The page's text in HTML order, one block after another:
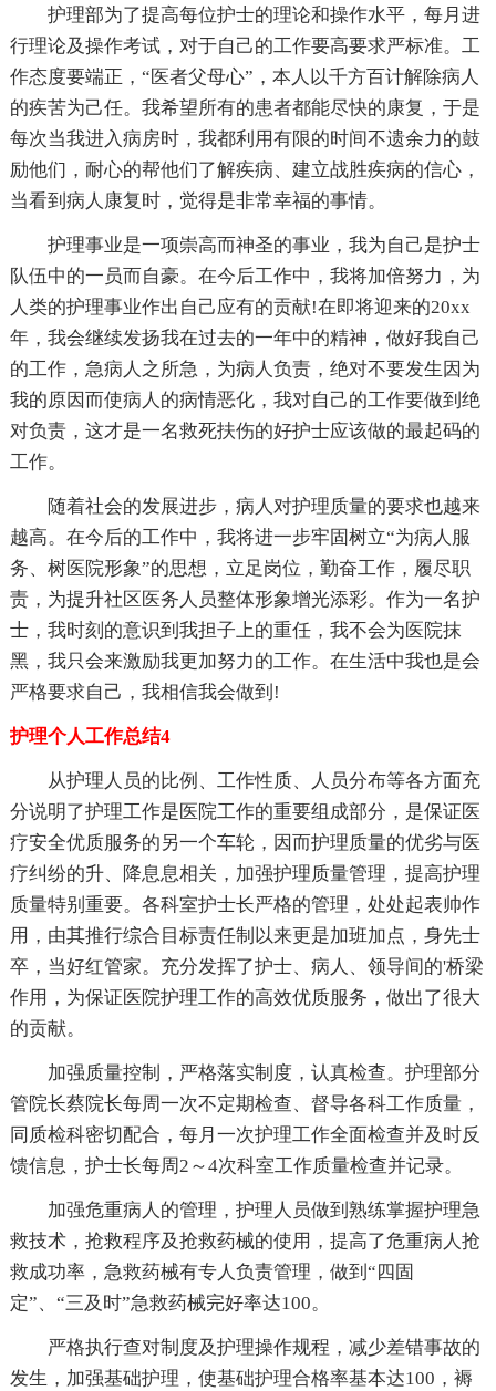
护理部为了提高每位护士的理论和操作水平，每月进
行理论及操作考试，对于自己的工作要高要求严标准。工
作态度要端正，“医者父母心”，本人以千方百计解除病人
的疾苦为己任。我希望所有的患者都能尽快的康复，于是
每次当我进入病房时，我都利用有限的时间不遗余力的鼓
励他们，耐心的帮他们了解疾病、建立战胜疾病的信心，
当看到病人康复时，觉得是非常幸福的事情。
护理事业是一项崇高而神圣的事业，我为自己是护士
队伍中的一员而自豪。在今后工作中，我将加倍努力，为
人类的护理事业作出自己应有的贡献!在即将迎来的20xx
年，我会继续发扬我在过去的一年中的精神，做好我自己
的工作，急病人之所急，为病人负责，绝对不要发生因为
我的原因而使病人的病情恶化，我对自己的工作要做到绝
对负责，这才是一名救死扶伤的好护士应该做的最起码的
工作。
随着社会的发展进步，病人对护理质量的要求也越来
越高。在今后的工作中，我将进一步牢固树立“为病人服
务、树医院形象”的思想，立足岗位，勤奋工作，履尽职
责，为提升社区医务人员整体形象增光添彩。作为一名护
士，我时刻的意识到我担子上的重任，我不会为医院抹
黑，我只会来激励我更加努力的工作。在生活中我也是会
严格要求自己，我相信我会做到!
护理个人工作总结4
从护理人员的比例、工作性质、人员分布等各方面充
分说明了护理工作是医院工作的重要组成部分，是保证医
疗安全优质服务的另一个车轮，因而护理质量的优劣与医
疗纠纷的升、降息息相关，加强护理质量管理，提高护理
质量特别重要。各科室护士长严格的管理，处处起表帅作
用，由其推行综合目标责任制以来更是加班加点，身先士
卒，当好红管家。充分发挥了护士、病人、领导间的'桥梁
作用，为保证医院护理工作的高效优质服务，做出了很大
的贡献。
加强质量控制，严格落实制度，认真检查。护理部分
管院长蔡院长每周一次不定期检查、督导各科工作质量，
同质检科密切配合，每月一次护理工作全面检查并及时反
馈信息，护士长每周2～4次科室工作质量检查并记录。
加强危重病人的管理，护理人员做到熟练掌握护理急
救技术，抢救程序及抢救药械的使用，提高了危重病人抢
救成功率，急救药械有专人负责管理，做到“四固
定”、“三及时”急救药械完好率达100。
严格执行查对制度及护理操作规程，减少差错事故的
发生，加强基础护理，使基础护理合格率基本达100，褥